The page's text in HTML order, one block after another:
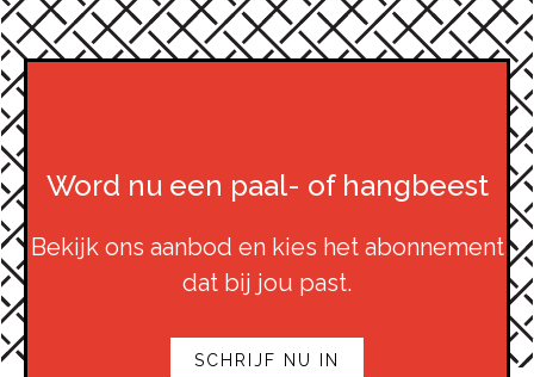
Word nu een paal- of hangbeest
Bekijk ons aanbod en kies het abonnement
dat bij jou past.
SCHRIJF NU IN